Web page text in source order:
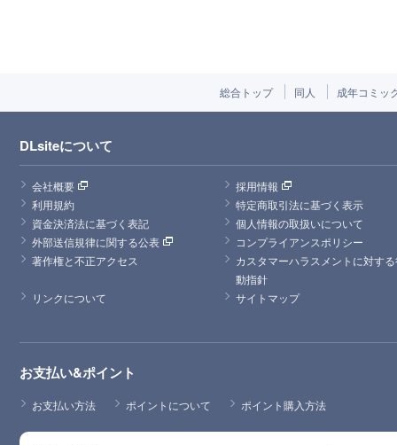
総合トップ 同人 成年コミッ
DLsiteについて
会社概要
採用情報
利用規約
特定商取引法に基づく表示
資金決済法に基づく表記
個人情報の取扱いについて
外部送信規律に関する公表
コンプライアンスポリシー
著作権と不正アクセス
カスタマーハラスメントに対す
動指針
リンクについて
サイトマップ
お支払い&ポイント
お支払い方法 ポイントについて ポイント購入方法